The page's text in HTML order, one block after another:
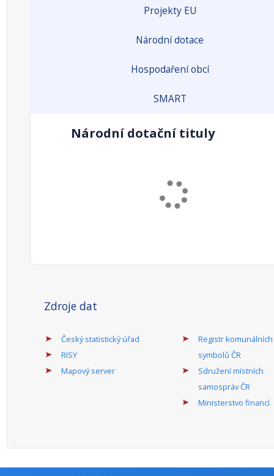
Projekty EU
Národní dotace
Hospodaření obcí
SMART
Národní dotační tituly
Zdroje dat
Český statistický úřad
RISY
Mapový server
Registr komunálních
symbolů ČR
Sdružení místních
samospráv ČR
Ministerstvo financí